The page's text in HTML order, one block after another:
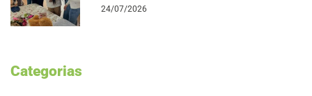
24/07/2026
Categorias